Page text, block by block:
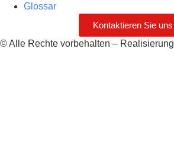
Glossar
Kontaktieren Sie uns
© Alle Rechte vorbehalten – Realisierung